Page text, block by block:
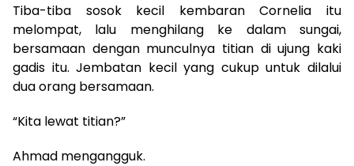
Tiba-tiba sosok kecil kembaran Cornelia itu
melompat, lalu menghilang ke dalam sungai,
bersamaan dengan munculnya titian di ujung kaki
gadis itu. Jembatan kecil yang cukup untuk dilalui
dua orang bersamaan.
“Kita lewat titian?”
Ahmad mengangguk.